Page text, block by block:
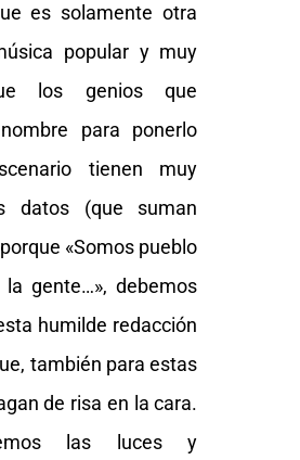
es solamente otra
popular y muy
los genios que
para ponerlo
tienen muy
datos (que suman
«Somos pueblo
gente…», debemos
humilde redacción
también para estas
de risa en la cara.
las luces y